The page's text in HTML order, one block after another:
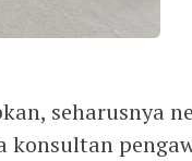
seharusnya